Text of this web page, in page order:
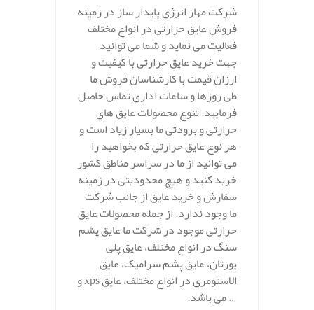
شرکت مهار انرژی پایدار ساز در زمینه
فروش عایق حرارتی در انواع مختلف
فعالیت می نماید و شما می توانید
جهت خرید عایق حرارتی با کیفیت و
ارزان قیمت با کارشناسان فروش ما
طی روزها و ساعات اداری تماس حاصل
فرمایید. تنوع محصولات عایق های
حرارتی و برودتی ما بسیار زیاد است و
هر نوع عایق حرارتی که بخواهید را
می توانید از ما در سراسر مناطق کشور
خرید کنید و هیچ محدودیتی در زمینه
سفارش و خرید عایق از جانب شرکت
ما وجود ندارد. از جمله محصولات عایق
حرارتی موجود در شرکت ما عایق پشم
سنگ در انواع مختلف، عایق پلی
یورتان، عایق پشم سرامیک، عایق
الاستومری در انواع مختلف، عایق xps و
… می باشد.